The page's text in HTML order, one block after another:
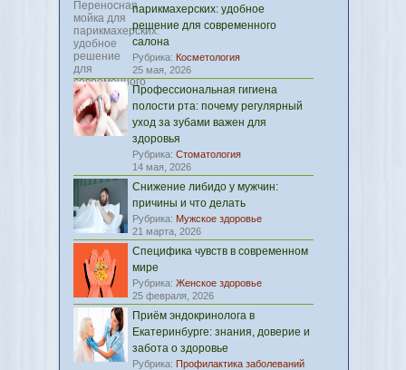
парикмахерских: удобное
решение для современного
салона
Рубрика: Косметология
25 мая, 2026
Профессиональная гигиена
полости рта: почему регулярный
уход за зубами важен для
здоровья
Рубрика: Стоматология
14 мая, 2026
Снижение либидо у мужчин:
причины и что делать
Рубрика: Мужское здоровье
21 марта, 2026
Специфика чувств в современном
мире
Рубрика: Женское здоровье
25 февраля, 2026
Приём эндокринолога в
Екатеринбурге: знания, доверие и
забота о здоровье
Рубрика: Профилактика заболеваний